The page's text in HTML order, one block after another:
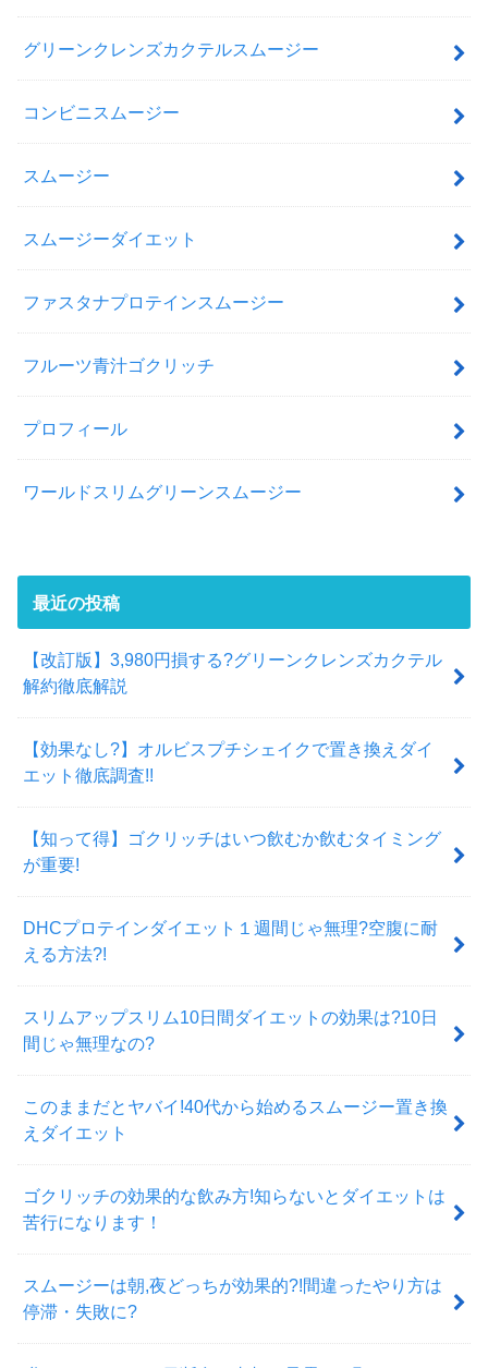
グリーンクレンズカクテルスムージー
コンビニスムージー
スムージー
スムージーダイエット
ファスタナプロテインスムージー
フルーツ青汁ゴクリッチ
プロフィール
ワールドスリムグリーンスムージー
最近の投稿
【改訂版】3,980円損する?グリーンクレンズカクテル
解約徹底解説
【効果なし?】オルビスプチシェイクで置き換えダイ
エット徹底調査!!
【知って得】ゴクリッチはいつ飲むか飲むタイミング
が重要!
DHCプロテインダイエット１週間じゃ無理?空腹に耐
える方法?!
スリムアップスリム10日間ダイエットの効果は?10日
間じゃ無理なの?
このままだとヤバイ!40代から始めるスムージー置き換
えダイエット
ゴクリッチの効果的な飲み方!知らないとダイエットは
苦行になります！
スムージーは朝,夜どっちが効果的?!間違ったやり方は
停滞・失敗に?